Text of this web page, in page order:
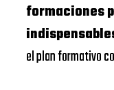
formaciones
el plan formativo